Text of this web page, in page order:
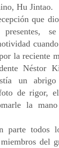
Hu Jintao.
que
presentes,
la reciente
Néstor
un
de rigor, el
la
parte todos
del